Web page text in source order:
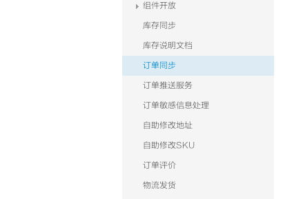
组件开放
库存同步
库存说明文档
订单同步
订单推送服务
订单敏感信息处理
自助修改地址
自助修改SKU
订单评价
物流发货